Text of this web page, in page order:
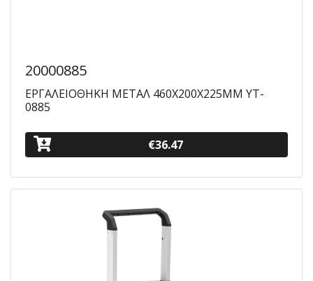
20000885
ΕΡΓΑΛΕΙΟΘΗΚΗ ΜΕΤΑΛ 460Χ200Χ225ΜΜ YT-
0885
€36.47